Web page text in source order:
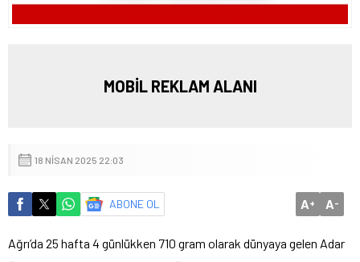
MOBİL REKLAM ALANI
18 NISAN 2025 22:03
ABONE OL A+ A-
Ağrı’da 25 hafta 4 günlükken 710 gram olarak dünyaya gelen Adar